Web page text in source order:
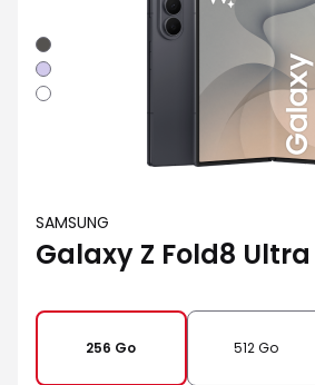
Graphite
Violet
Blanc
SAMSUNG
Galaxy Z Fold8 Ultra
256 Go 512 Go